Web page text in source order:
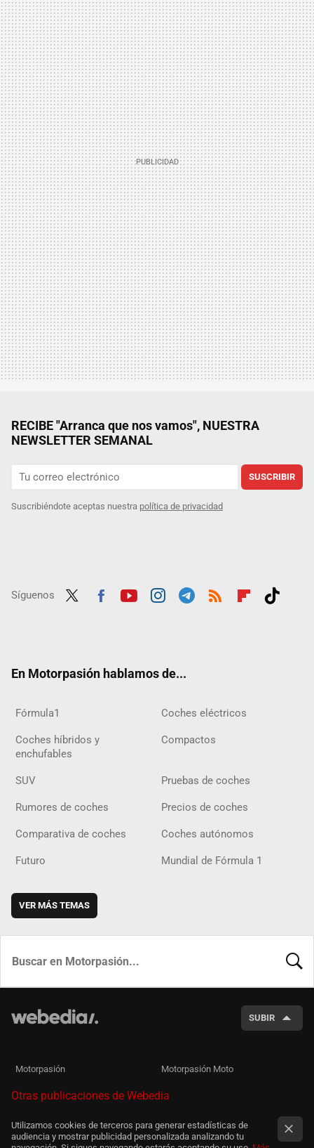
RECIBE "Arranca que nos vamos", NUESTRA
NEWSLETTER SEMANAL
SUSCRIBIR
Suscribiéndote aceptas nuestra política de privacidad
Síguenos
En Motorpasión hablamos de...
Fórmula1 Coches eléctricos
Coches híbridos y
enchufables
Compactos
SUV Pruebas de coches
Rumores de coches Precios de coches
Comparativa de coches Coches autónomos
Futuro Mundial de Fórmula 1
VER MÁS TEMAS
SUBIR
Motorpasión Motorpasión Moto
Otras publicaciones de Webedia
Utilizamos cookies de terceros para generar estadísticas de
audiencia y mostrar publicidad personalizada analizando tu